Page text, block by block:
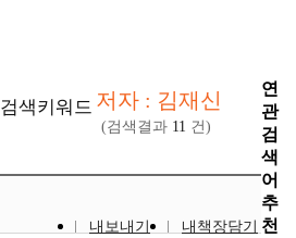
검색키워드 저자 : 김재신
(검색결과 11 건)
내보내기
내책장담기
연
관
검
색
어
추
천